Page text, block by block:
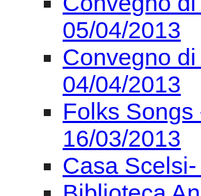
05/04/2013
Convegno
04/04/2013
Folks
16/03/2013
Casa